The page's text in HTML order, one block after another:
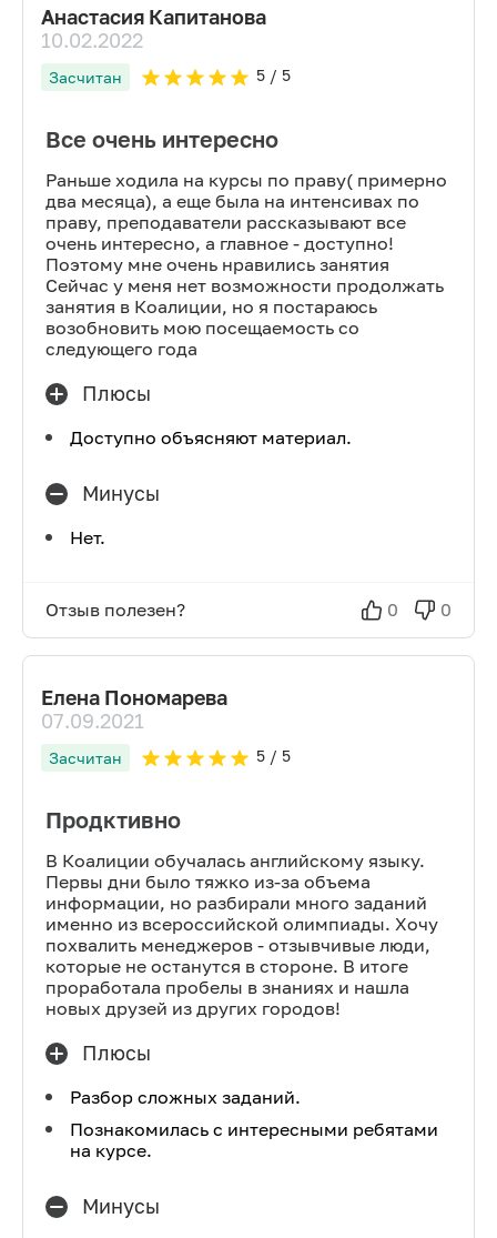
Анастасия Капитанова
10.02.2022
Засчитан 5/ 5
Все очень интересно
Раньше ходила на курсы по праву( примерно
два месяца), а еще была на интенсивах по
праву, преподаватели рассказывают все
очень интересно, а главное - доступно!
Поэтому мне очень нравились занятия
Сейчас у меня нет возможности продолжать
занятия в Коалиции, но я постараюсь
возобновить мою посещаемость со
следующего года
Плюсы
Доступно объясняют материал.
Минусы
Нет.
Отзыв полезен? 0 0
Елена Пономарева
07.09.2021
Засчитан 5/ 5
Продктивно
В Коалиции обучалась английскому языку.
Первы дни было тяжко из-за объема
информации, но разбирали много заданий
именно из всероссийской олимпиады. Хочу
похвалить менеджеров - отзывчивые люди,
которые не останутся в стороне. В итоге
проработала пробелы в знаниях и нашла
новых друзей из других городов!
Плюсы
Разбор сложных заданий.
Познакомилась с интересными ребятами
на курсе.
Минусы